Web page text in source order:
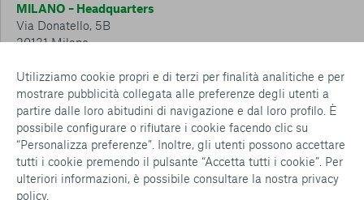
Utilizziamo cookie propri e di terzi per finalità analitiche e per
mostrare pubblicità collegata alle preferenze degli utenti a
partire dalle loro abitudini di navigazione e dal loro profilo. È
possibile configurare o rifiutare i cookie facendo clic su
“Personalizza preferenze”. Inoltre, gli utenti possono accettare
tutti i cookie premendo il pulsante “Accetta tutti i cookie”. Per
ulteriori informazioni, è possibile consultare la nostra privacy
policy.
MILANO – Headquarters
Via Donatello, 5B
20131 Milano
CESENA – Sostegno a distanza
Via Padre Vicinio da Sarsina, 216
47521 Cesena
Tel.: 0547 360 811
Detrazioni e deduzioni fiscali sulle donazioni: cosa sapere e